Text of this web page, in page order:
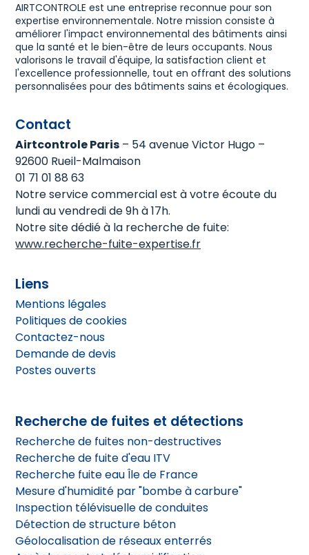
AIRTCONTROLE est une entreprise reconnue pour son
expertise environnementale. Notre mission consiste à
améliorer l'impact environnemental des bâtiments ainsi
que la santé et le bien-être de leurs occupants. Nous
valorisons le travail d'équipe, la satisfaction client et
l'excellence professionnelle, tout en offrant des solutions
personnalisées pour des bâtiments sains et écologiques.
Contact
Airtcontrole Paris – 54 avenue Victor Hugo –
92600 Rueil-Malmaison
01 71 01 88 63
Notre service commercial est à votre écoute du
lundi au vendredi de 9h à 17h.
Notre site dédié à la recherche de fuite:
www.recherche-fuite-expertise.fr
Liens
Mentions légales
Politiques de cookies
Contactez-nous
Demande de devis
Postes ouverts
Recherche de fuites et détections
Recherche de fuites non-destructives
Recherche de fuite d'eau ITV
Recherche fuite eau Île de France
Mesure d'humidité par "bombe à carbure"
Inspection télévisuelle de conduites
Détection de structure béton
Géolocalisation de réseaux enterrés